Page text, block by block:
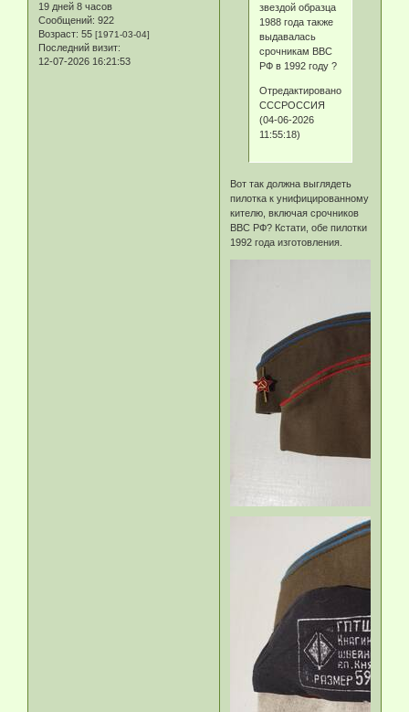
19 дней 8 часов
Сообщений: 922
Возраст: 55 [1971-03-04]
Последний визит:
12-07-2026 16:21:53
звездой образца
1988 года также
выдавалась
срочникам ВВС
РФ в 1992 году ?
Отредактировано
СССРОССИЯ
(04-06-2026
11:55:18)
Вот так должна выглядеть
пилотка к унифицированному
кителю, включая срочников
ВВС РФ? Кстати, обе пилотки
1992 года изготовления.